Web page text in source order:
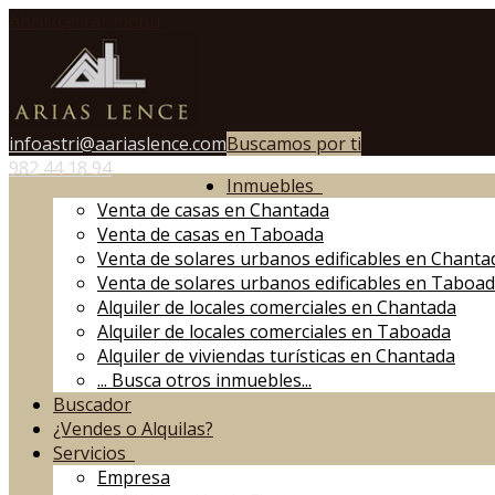
infoastri@aariaslence.com
982 44 18 94
Buscamos por ti
Inmuebles
Venta de casas en Chantada
Venta de casas en Taboada
Venta de solares urbanos edificables en
Venta de solares urbanos edificables en
Alquiler de locales comerciales en Chantada
Alquiler de locales comerciales en Taboada
Alquiler de viviendas turísticas en Chantada
... Busca otros inmuebles...
Buscador
¿Vendes o Alquilas?
Servicios
Empresa